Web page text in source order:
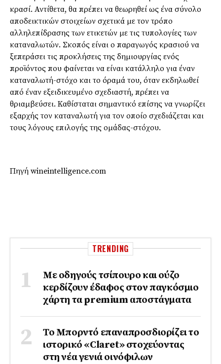
κρασί. Αντίθετα, θα πρέπει να θεωρηθεί ως ένα σύνολο
αποδεικτικών στοιχείων σχετικά με τον τρόπο
αλληλεπίδρασης των ετικετών με τις τυπολογίες των
καταναλωτών. Σκοπός είναι ο παραγωγός κρασιού να
ξεπεράσει τις προκλήσεις της δημιουργίας ενός
προϊόντος που φαίνεται να είναι κατάλληλο για έναν
καταναλωτή-στόχο και το όραμά του, όταν εκδηλωθεί
από έναν εξειδικευμένο σχεδιαστή, πρέπει να
θριαμβεύσει. Καθίσταται σημαντικό επίσης να γνωρίζει
εξαρχής τον καταναλωτή για τον οποίο σχεδιάζεται και
τους λόγους επιλογής της ομάδας-στόχου.
Πηγή wineintelligence.com
TRENDING
Με οδηγούς τσίπουρο και ούζο
κερδίζουν έδαφος στoν παγκόσμιο
χάρτη τα premium αποστάγματα
Το Μπορντό επαναπροσδιορίζει το
ιστορικό «Claret» στοχεύοντας
στη νέα γενιά οινόφιλων